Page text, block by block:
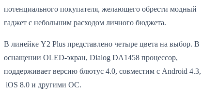
потенциального покупателя, желающего обрести модный
гаджет с небольшим расходом личного бюджета.
В линейке Y2 Plus представлено четыре цвета на выбор. В
оснащении OLED-экран, Dialog DA1458 процессор,
поддерживает версию блютус 4.0, совместим с Android 4.3,
iOS 8.0 и другими ОС.